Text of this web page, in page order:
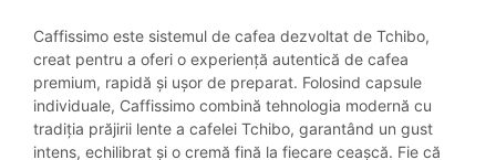
Caffissimo este sistemul de cafea dezvoltat de Tchibo,
creat pentru a oferi o experiență autentică de cafea
premium, rapidă și ușor de preparat. Folosind capsule
individuale, Caffissimo combină tehnologia modernă cu
tradiția prăjirii lente a cafelei Tchibo, garantând un gust
intens, echilibrat și o cremă fină la fiecare ceașcă. Fie că